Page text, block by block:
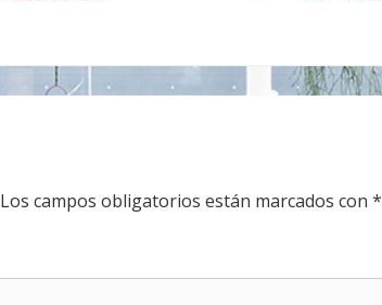
Los campos obligatorios están marcados con *